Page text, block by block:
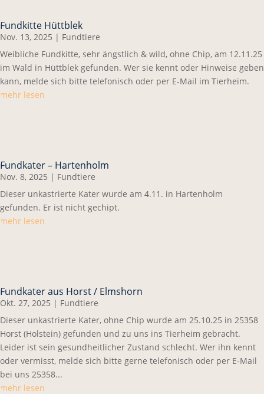
Fundkitte Hüttblek
Nov. 13, 2025 | Fundtiere
Weibliche Fundkitte, sehr ängstlich & wild, ohne Chip, am 12.11.25
im Wald in Hüttblek gefunden. Wer sie kennt oder Hinweise geben
kann, melde sich bitte telefonisch oder per E-Mail im Tierheim.
mehr lesen
Fundkater – Hartenholm
Nov. 8, 2025 | Fundtiere
Dieser unkastrierte Kater wurde am 4.11. in Hartenholm
gefunden. Er ist nicht gechipt.
mehr lesen
Fundkater aus Horst / Elmshorn
Okt. 27, 2025 | Fundtiere
Dieser unkastrierte Kater, ohne Chip wurde am 25.10.25 in 25358
Horst (Holstein) gefunden und zu uns ins Tierheim gebracht.
Leider ist sein gesundheitlicher Zustand schlecht. Wer ihn kennt
oder vermisst, melde sich bitte gerne telefonisch oder per E-Mail
bei uns 25358...
mehr lesen